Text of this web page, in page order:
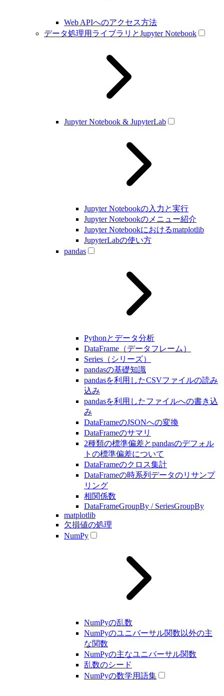
Web APIへのアクセス方法
データ処理用ライブラリとJupyter Notebook
Jupyter Notebook & JupyterLab
Jupyter Notebookの入力と実行
Jupyter Notebookのメニュー紹介
Jupyter Notebookにおけるmatplotlib
JupyterLabの使い方
pandas
Pythonとデータ分析
DataFrame（データフレーム）
Series（シリーズ）
pandasの基礎知識
pandasを利用したCSVファイルの読み
込み
pandasを利用したファイルへの書き込
み
DataFrameのJSONへの変換
DataFrameのサマリ
2種類の標準偏差とpandasのデフォル
トの標準偏差について
DataFrameのクロス集計
DataFrameの時系列データのリサンプ
リング
相関係数
DataFrameGroupBy / SeriesGroupBy
matplotlib
欠損値の処理
NumPy
NumPyの乱数
NumPyのユニバーサル関数以外の主
な関数
NumPyの主なユニバーサル関数
乱数のシード
NumPyの数学用語集